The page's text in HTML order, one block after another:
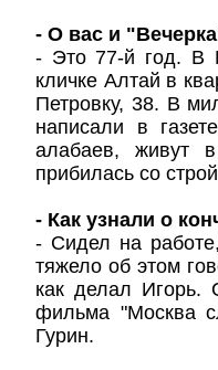
- О вас и
- Это 77-й год. В
кличке Алтай в
Петровку, 38. В
написали в
алабаев, живут
прибилась со
- Как узнали о
- Сидел на
тяжело об этом
как делал Игорь.
фильма "Москва
Гурин.